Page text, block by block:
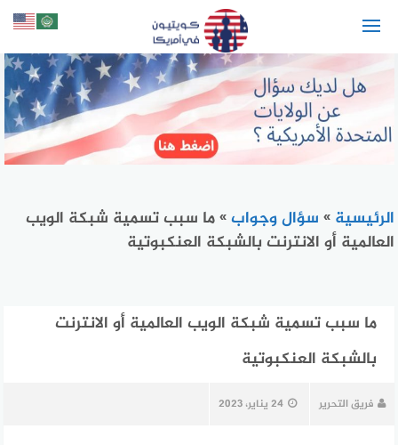
الرئيسية » سؤال وجواب»ما سبب تسمية شبكة الويب
العالمية أو الانترنت بالشبكة العنكبوتية
ما سبب تسمية شبكة الويب العالمية أو الانترنت
بالشبكة العنكبوتية
فريق التحرير 24 يناير، 2023